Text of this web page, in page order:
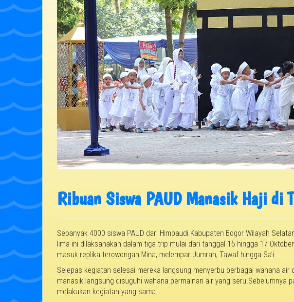
Ribuan Siswa PAUD Manasik Haji di
Sebanyak 4000 siswa PAUD dari Himpaudi Kabupaten Bogor Wilayah
lima ini dilaksanakan dalam tiga trip mulai dari tanggal 15 hingga 17
masuk replika terowongan Mina, melempar Jumrah, Tawaf hingga Sa'i.
Selepas kegiatan selesai mereka langsung menyerbu berbagai wahana
manasik langsung disuguhi wahana permainan air yang seru.Sebelumnya
melakukan kegiatan yang sama.